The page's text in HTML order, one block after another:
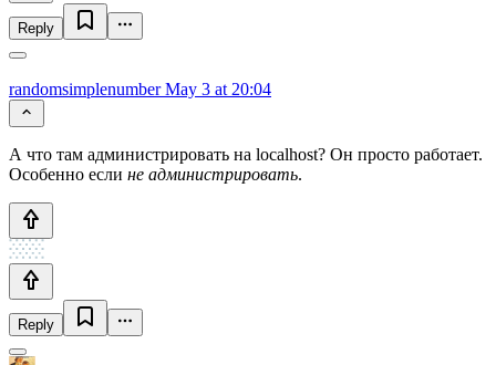
Reply
randomsimplenumberMay 3 at 20:04
А что там администрировать на localhost? Он просто работает.
Особенно если не администрировать.
Reply